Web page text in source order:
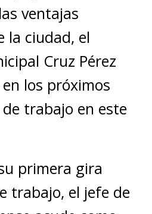
ventajas
la ciudad, el
Cruz Pérez
los próximos
trabajo en este
primera gira
trabajo, el jefe de